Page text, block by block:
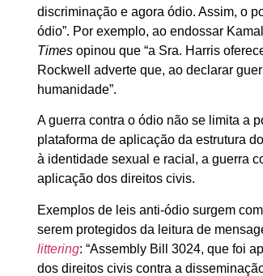
discriminação e agora ódio. Assim, o
ódio”. Por exemplo, ao endossar
Times opinou que “a Sra. Harris
Rockwell adverte que, ao declarar
humanidade”.
A guerra contra o ódio não se limita a
plataforma de aplicação da estrutura
à identidade sexual e racial, a guerra
aplicação dos direitos civis.
Exemplos de leis anti-ódio surgem
serem protegidos da leitura de
littering: “Assembly Bill 3024, que foi
dos direitos civis contra a